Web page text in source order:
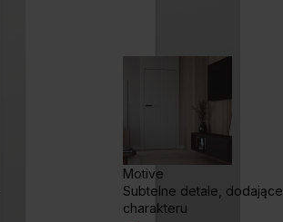
Motive
Subtelne detale, dodające
charakteru